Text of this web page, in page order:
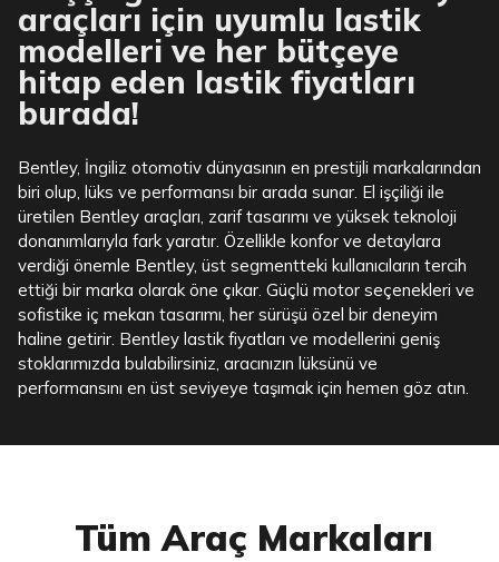
araçları için uyumlu lastik
modelleri ve her bütçeye
hitap eden lastik fiyatları
burada!
Bentley, İngiliz otomotiv dünyasının en prestijli markalarından
biri olup, lüks ve performansı bir arada sunar. El işçiliği ile
üretilen Bentley araçları, zarif tasarımı ve yüksek teknoloji
donanımlarıyla fark yaratır. Özellikle konfor ve detaylara
verdiği önemle Bentley, üst segmentteki kullanıcıların tercih
ettiği bir marka olarak öne çıkar. Güçlü motor seçenekleri ve
sofistike iç mekan tasarımı, her sürüşü özel bir deneyim
haline getirir. Bentley lastik fiyatları ve modellerini geniş
stoklarımızda bulabilirsiniz, aracınızın lüksünü ve
performansını en üst seviyeye taşımak için hemen göz atın.
Tüm Araç Markaları